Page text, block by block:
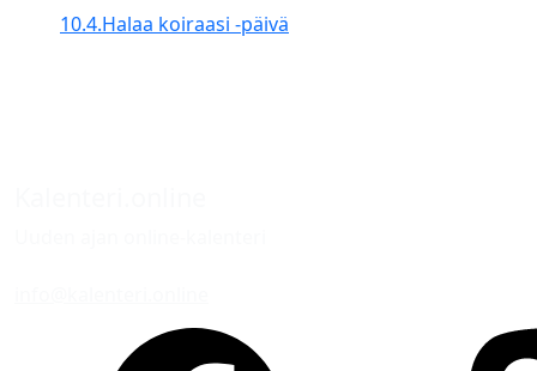
10.4.Halaa koiraasi -päivä